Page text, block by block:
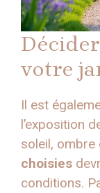
votre
Il est
l’exposition
soleil, ombre
choisies
conditions.